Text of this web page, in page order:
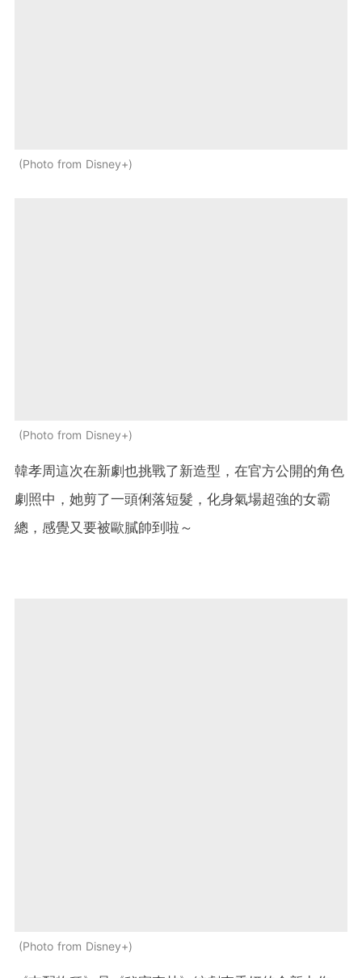
Photo from Disney+
Photo from Disney+
韓孝周這次在新劇也挑戰了新造型，在官方公開的角色
劇照中，她剪了一頭俐落短髮，化身氣場超強的女霸
總，感覺又要被歐膩帥到啦～
Photo from Disney+